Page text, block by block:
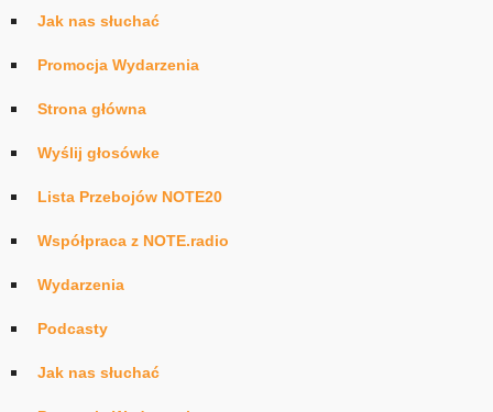
Jak nas słuchać
Promocja Wydarzenia
Strona główna
Wyślij głosówke
Lista Przebojów NOTE20
Współpraca z NOTE.radio
Wydarzenia
Podcasty
Jak nas słuchać